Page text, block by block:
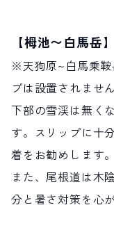
【栂池〜白馬岳】
※天狗原~白馬乗鞍
プは設置されません
下部の雪渓は無く
す。スリップに十
着をお勧めします。
また、尾根道は木
分と暑さ対策を心